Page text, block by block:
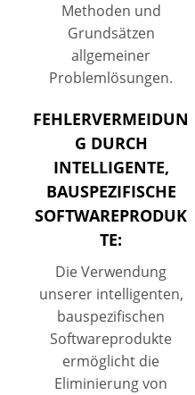
Methoden und
Grundsätzen
allgemeiner
Problemlösungen.
FEHLERVERMEIDUN
G DURCH
INTELLIGENTE,
BAUSPEZIFISCHE
SOFTWAREPRODUK
TE:
Die Verwendung
unserer intelligenten,
bauspezifischen
Softwareprodukte
ermöglicht die
Eliminierung von